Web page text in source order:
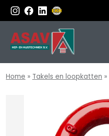
Home » Takels en loopkatten »